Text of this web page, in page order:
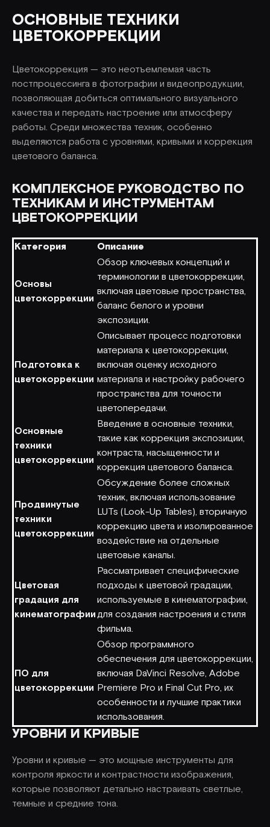
ОСНОВНЫЕ ТЕХНИКИ
ЦВЕТОКОРРЕКЦИИ
Цветокоррекция — это неотъемлемая часть
постпроцессинга в фотографии и видеопродукции,
позволяющая добиться оптимального визуального
качества и передать настроение или атмосферу
работы. Среди множества техник, особенно
выделяются работа с уровнями, кривыми и коррекция
цветового баланса.
КОМПЛЕКСНОЕ РУКОВОДСТВО ПО
ТЕХНИКАМ И ИНСТРУМЕНТАМ
ЦВЕТОКОРРЕКЦИИ
Категория Описание
Основы
цветокоррекции
Обзор ключевых концепций и
терминологии в цветокоррекции,
включая цветовые пространства,
баланс белого и уровни
экспозиции.
Подготовка к
цветокоррекции
Описывает процесс подготовки
материала к цветокоррекции,
включая оценку исходного
материала и настройку рабочего
пространства для точности
цветопередачи.
Основные
техники
цветокоррекции
Введение в основные техники,
такие как коррекция экспозиции,
контраста, насыщенности и
коррекция цветового баланса.
Продвинутые
техники
цветокоррекции
Обсуждение более сложных
техник, включая использование
LUTs (Look-Up Tables), вторичную
коррекцию цвета и изолированное
воздействие на отдельные
цветовые каналы.
Цветовая
градация для
кинематографии
Рассматривает специфические
подходы к цветовой градации,
используемые в кинематографии,
для создания настроения и стиля
фильма.
ПО для
цветокоррекции
Обзор программного
обеспечения для цветокоррекции,
включая DaVinci Resolve, Adobe
Premiere Pro и Final Cut Pro, их
особенности и лучшие практики
использования.
УРОВНИ И КРИВЫЕ
Уровни и кривые — это мощные инструменты для
контроля яркости и контрастности изображения,
которые позволяют детально настраивать светлые,
темные и средние тона.